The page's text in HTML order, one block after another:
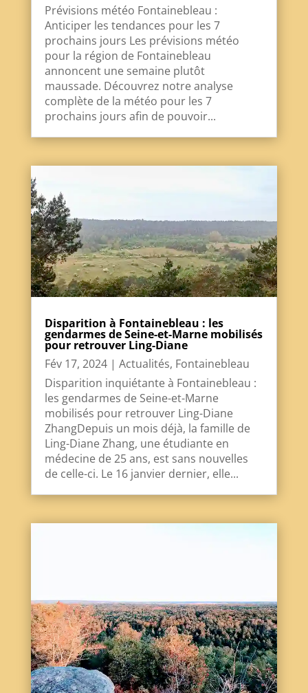
Prévisions météo Fontainebleau :
Anticiper les tendances pour les 7
prochains jours Les prévisions météo
pour la région de Fontainebleau
annoncent une semaine plutôt
maussade. Découvrez notre analyse
complète de la météo pour les 7
prochains jours afin de pouvoir...
Disparition à Fontainebleau : les
gendarmes de Seine-et-Marne mobilisés
pour retrouver Ling-Diane
Fév 17, 2024| Actualités, Fontainebleau
Disparition inquiétante à Fontainebleau :
les gendarmes de Seine-et-Marne
mobilisés pour retrouver Ling-Diane
ZhangDepuis un mois déjà, la famille de
Ling-Diane Zhang, une étudiante en
médecine de 25 ans, est sans nouvelles
de celle-ci. Le 16 janvier dernier, elle...